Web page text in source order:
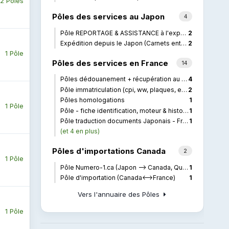
1 Pôle
1 Pôle
1 Pôle
1 Pôle
4
Pôles des services au Japon
2
Pôle REPORTAGE & ASSISTANCE à l'export - Japon
2
Expédition depuis le Japon (Carnets entretients, double de clé, pièces..)
14
Pôles des services en France
4
Pôles dédouanement + récupération au port + transport
2
Pôle immatriculation (cpi, ww, plaques, etc..)
1
Pôles homologations
1
Pôle - fiche identification, moteur & historique BMW
1
Pôle traduction documents Japonais - Français
(et 4 en plus)
2
Pôles d'importations Canada
1
Pôle Numero-1.ca (Japon --> Canada, Quebec)
1
Pôle d'importation (Canada<-->France)
Vers l'annuaire des Pôles